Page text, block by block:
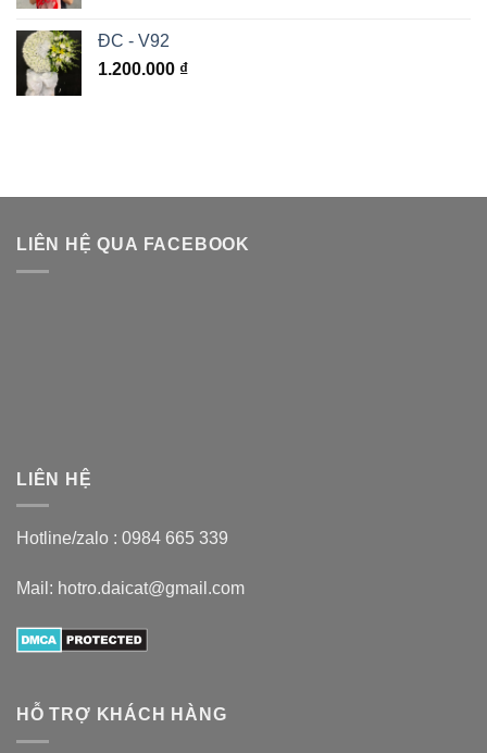
ĐC - V92
1.200.000 ₫
LIÊN HỆ QUA FACEBOOK
LIÊN HỆ
Hotline/zalo : 0984 665 339
Mail: hotro.daicat@gmail.com
HỖ TRỢ KHÁCH HÀNG